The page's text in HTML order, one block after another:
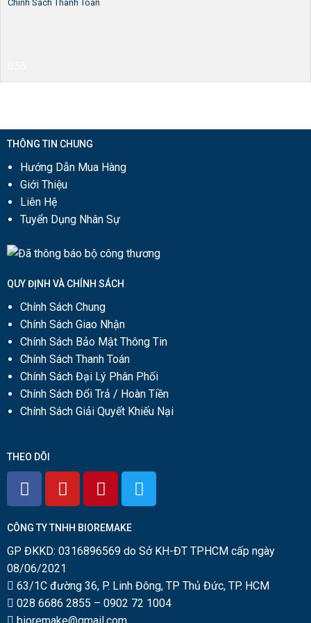
Chính Sách Thanh Toán
THÔNG TIN CHUNG
Hướng Dẫn Mua Hàng
Giới Thiệu
Liên Hệ
Tuyển Dụng Nhân Sự
QUY ĐỊNH VÀ CHÍNH SÁCH
Chính Sách Chung
Chính Sách Giao Nhận
Chính Sách Bảo Mật Thông Tin
Chính Sách Thanh Toán
Chính Sách Đại Lý Phân Phối
Chính Sách Đổi Trả / Hoàn Tiền
Chính Sách Giải Quyết Khiếu Nại
THEO DÕI
CÔNG TY TNHH BIOREMAKE
GP ĐKKD: 0316896569 do Sở KH-ĐT TPHCM cấp ngày
08/06/2021
63/1C đường 36, P. Linh Đông, TP Thủ Đức, TP. HCM
028 6686 2855 – 0902 72 1004